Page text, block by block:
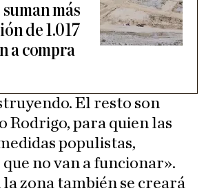
más
de 1.017
a compra
El resto son
Rodrigo, para quien las
populistas,
no van a funcionar».
zona también se creará